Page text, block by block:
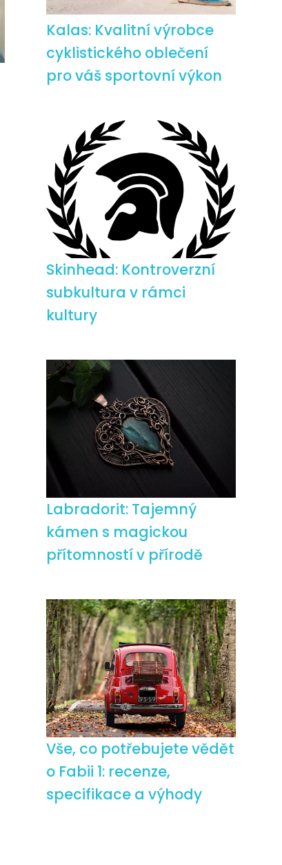
Kalas: Kvalitní výrobce
cyklistického oblečení
pro váš sportovní výkon
Skinhead: Kontroverzní
subkultura v rámci
kultury
Labradorit: Tajemný
kámen s magickou
přítomností v přírodě
Vše, co potřebujete vědět
o Fabii 1: recenze,
specifikace a výhody